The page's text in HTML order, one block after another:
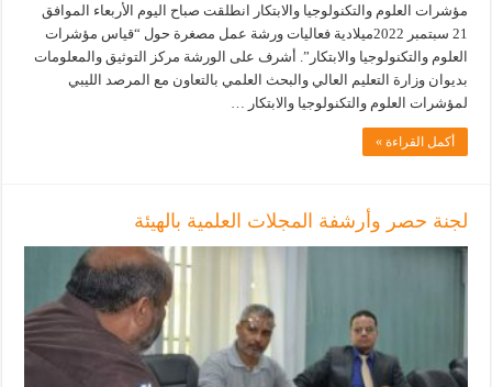
مؤشرات العلوم والتكنولوجيا والابتكار انطلقت صباح اليوم الأربعاء الموافق
21 سبتمبر 2022ميلادية فعاليات ورشة عمل مصغرة حول “قياس مؤشرات
العلوم والتكنولوجيا والابتكار”. أشرف على الورشة مركز التوثيق والمعلومات
بديوان وزارة التعليم العالي والبحث العلمي بالتعاون مع المرصد الليبي
لمؤشرات العلوم والتكنولوجيا والابتكار …
أكمل القراءة »
لجنة حصر وأرشفة المجلات العلمية بالهيئة